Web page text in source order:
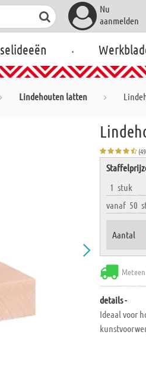
Nu
aanmelden
.
Lindehouten latten
1stuk
vanaf 50
Aantal
details -
Ideaal voor